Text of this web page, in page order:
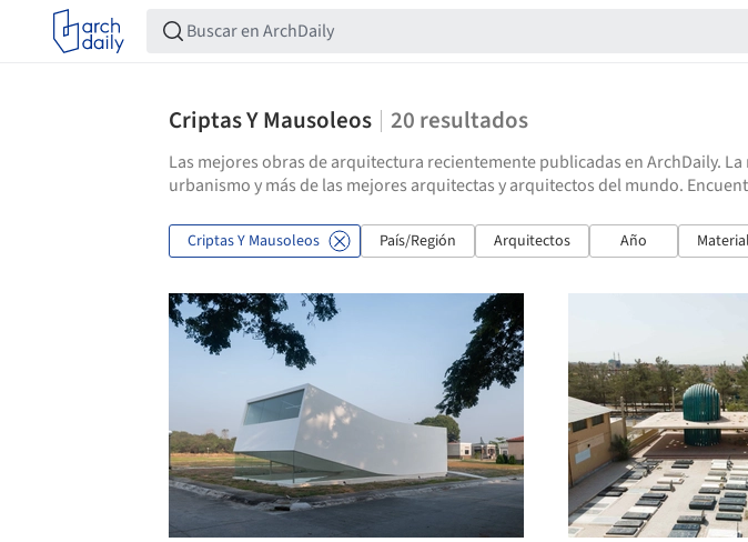
Criptas Y Mausoleos 20 resultados
Las mejores obras de arquitectura recientemente publicadas en ArchDaily.
urbanismo y más de las mejores arquitectas y arquitectos del mundo.
Criptas Y Mausoleos País/Región Arquitectos Año